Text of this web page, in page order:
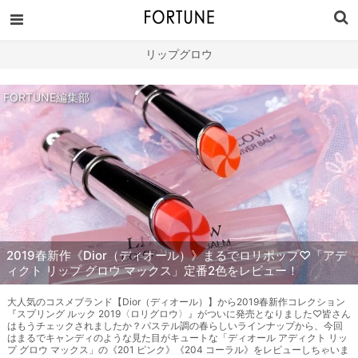
リップグロウ
FORTUNE編集部
2019春新作《Dior（ディオール）》まるでロリポップ♡「アデ
ィクト リップ グロウ マックス」定番2色をレビュー！
大人気のコスメブランド【Dior（ディオール）】から2019春新作コレクション
『スプリング ルック 2019〈ロリグロウ〉』がついに発売となりました♡皆さん
はもうチェックされましたか？パステル調の春らしいラインナップから、今回
はまるでキャンディのような見た目がキュートな「ディオール アディクト リッ
プ グロウ マックス」の《201 ピンク》《204 コーラル》をレビューしちゃいま